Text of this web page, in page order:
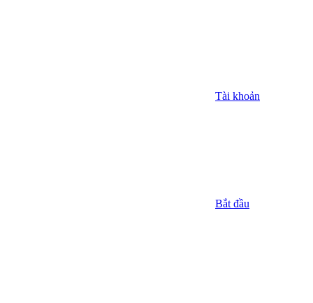
Tài khoản
Bắt đầu